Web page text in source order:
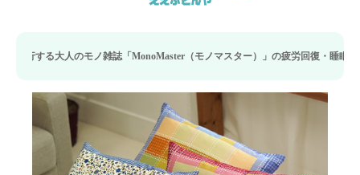
誌「MonoMaster（モノマスター）」の疲労回復・睡眠の向上特集に当社のリカ